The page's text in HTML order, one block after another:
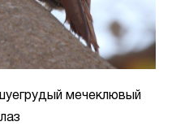
мечеклювый